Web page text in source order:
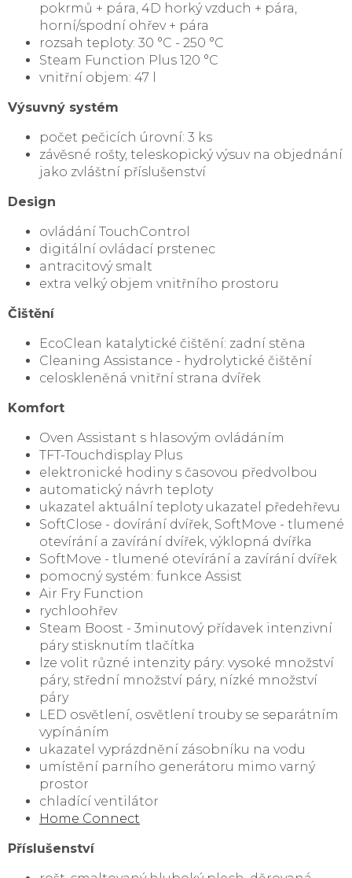
pokrmů + pára, 4D horký vzduch + pára,
horní/spodní ohřev + pára
rozsah teploty: 30 °C - 250 °C
Steam Function Plus 120 °C
vnitřní objem: 47 l
Výsuvný systém
počet pečicích úrovní: 3 ks
závěsné rošty, teleskopický výsuv na objednání
jako zvláštní příslušenství
Design
ovládání TouchControl
digitální ovládací prstenec
antracitový smalt
extra velký objem vnitřního prostoru
Čištění
EcoClean katalytické čištění: zadní stěna
Cleaning Assistance - hydrolytické čištění
celoskleněná vnitřní strana dvířek
Komfort
Oven Assistant s hlasovým ovládáním
TFT-Touchdisplay Plus
elektronické hodiny s časovou předvolbou
automatický návrh teploty
ukazatel aktuální teploty ukazatel předehřevu
SoftClose - dovírání dvířek, SoftMove - tlumené
otevírání a zavírání dvířek, výklopná dvířka
SoftMove - tlumené otevírání a zavírání dvířek
pomocný systém: funkce Assist
Air Fry Function
rychloohřev
Steam Boost - 3minutový přídavek intenzivní
páry stisknutím tlačítka
lze volit různé intenzity páry: vysoké množství
páry, střední množství páry, nízké množství
páry
LED osvětlení, osvětlení trouby se separátním
vypínáním
ukazatel vyprázdnění zásobníku na vodu
umístění parního generátoru mimo varný
prostor
chladící ventilátor
Home Connect
Příslušenství